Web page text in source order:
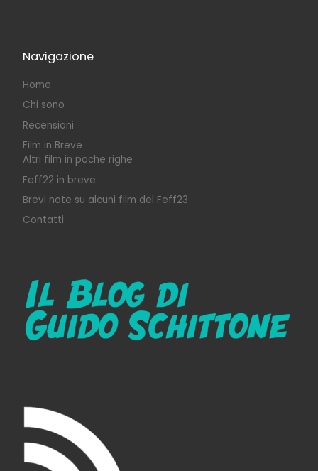
Navigazione
Home
Chi sono
Recensioni
Film in Breve
Altri film in poche righe
Feff22 in breve
Brevi note su alcuni film del Feff23
Contatti